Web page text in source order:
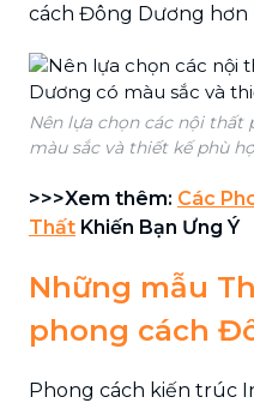
cách Đông Dương hơn
Nên lựa chọn các nội
màu sắc và thiết kế phù
>>>Xem thêm: Các
Thất Khiến Bạn Ưng Ý
Những mẫu
phong cách
Phong cách kiến trúc